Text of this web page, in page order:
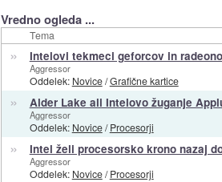
Vredno ogleda ...
Tema
» Intelovi tekmeci geforcov in
Aggressor
Oddelek: Novice/Grafične kartice
» Alder Lake ali Intelovo žuganje
Aggressor
Oddelek: Novice/Procesorji
» Intel želi procesorsko krono nazaj
Aggressor
Oddelek: Novice/Procesorji